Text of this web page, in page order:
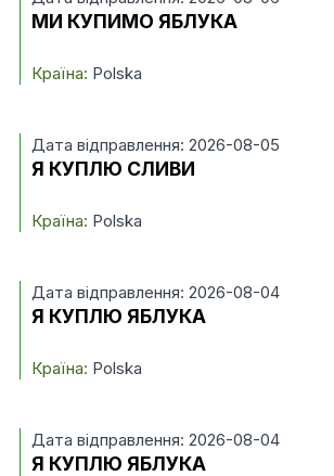
МИ КУПИМО ЯБЛУКА
Країна: Polska
Дата відправлення: 2026-08-05
Я КУПЛЮ СЛИВИ
Країна: Polska
Дата відправлення: 2026-08-04
Я КУПЛЮ ЯБЛУКА
Країна: Polska
Дата відправлення: 2026-08-04
Я КУПЛЮ ЯБЛУКА